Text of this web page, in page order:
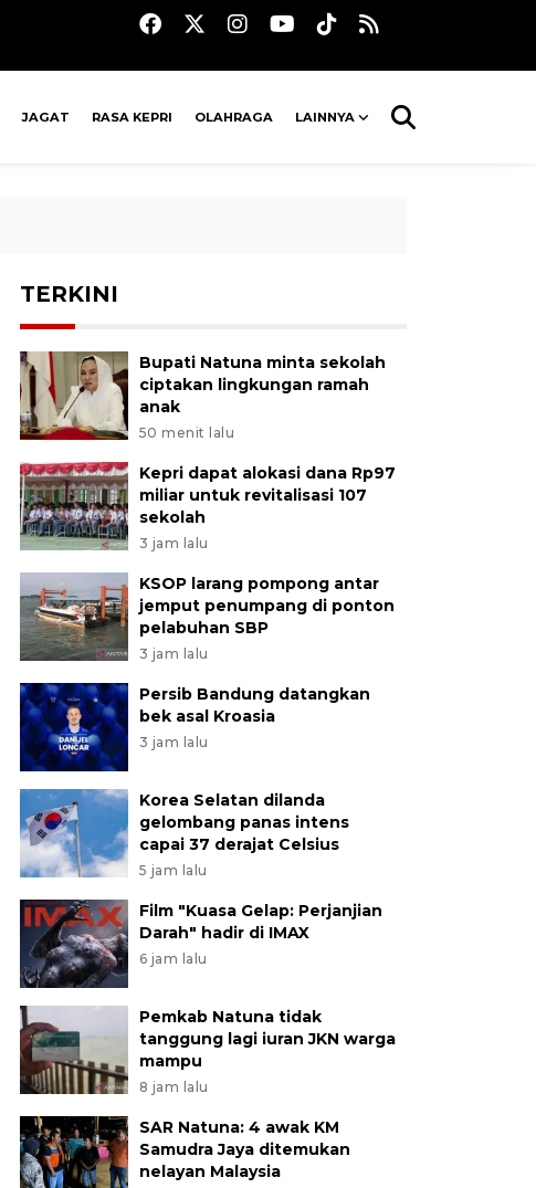
JAGAT RASA KEPRI OLAHRAGA LAINNYA
TERKINI
Bupati Natuna minta sekolah
ciptakan lingkungan ramah
anak
50 menit lalu
Kepri dapat alokasi dana Rp97
miliar untuk revitalisasi 107
sekolah
3 jam lalu
KSOP larang pompong antar
jemput penumpang di ponton
pelabuhan SBP
3 jam lalu
Persib Bandung datangkan
bek asal Kroasia
3 jam lalu
Korea Selatan dilanda
gelombang panas intens
capai 37 derajat Celsius
5 jam lalu
Film "Kuasa Gelap: Perjanjian
Darah" hadir di IMAX
6 jam lalu
Pemkab Natuna tidak
tanggung lagi iuran JKN warga
mampu
8 jam lalu
SAR Natuna: 4 awak KM
Samudra Jaya ditemukan
nelayan Malaysia